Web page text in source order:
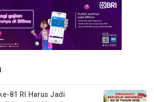
81 RI Harus Jadi